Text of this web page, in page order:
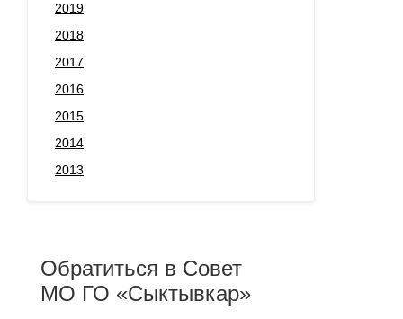
2019
2018
2017
2016
2015
2014
2013
Обратиться в Совет
МО ГО «Сыктывкар»